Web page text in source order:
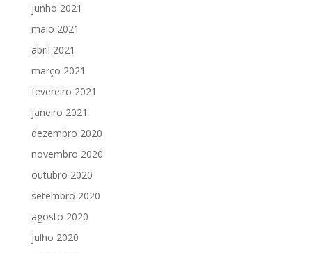
junho 2021
maio 2021
abril 2021
março 2021
fevereiro 2021
janeiro 2021
dezembro 2020
novembro 2020
outubro 2020
setembro 2020
agosto 2020
julho 2020